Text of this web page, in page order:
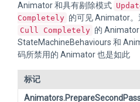
Animator 和具有剔除模式
Completely 的可见 Animator
Cull Completely 的
StateMachineBehaviours 和
码所禁用的 Animator 也是如此
标记